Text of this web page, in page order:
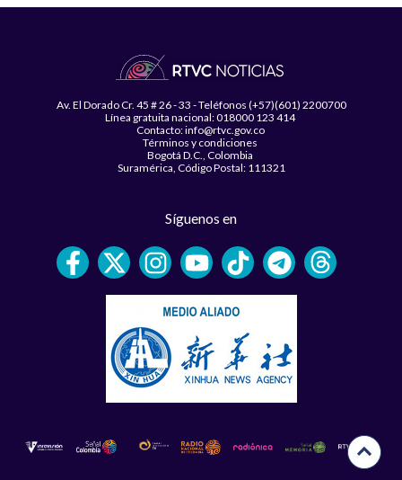
Av. El Dorado Cr. 45 # 26 - 33 - Teléfonos (+57)(601) 2200700
Línea gratuita nacional: 018000 123 414
Contacto: info@rtvc.gov.co
Términos y condiciones
Bogotá D.C., Colombia
Suramérica, Código Postal: 111321
Síguenos en